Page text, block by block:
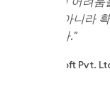
었을 뿐만 아니라
제공했습니다."
, Qtonz Infosoft Pvt.